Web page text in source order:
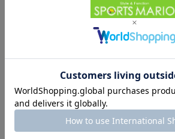
オン クラウドモンスター
同じカテゴリのおすすめ商品